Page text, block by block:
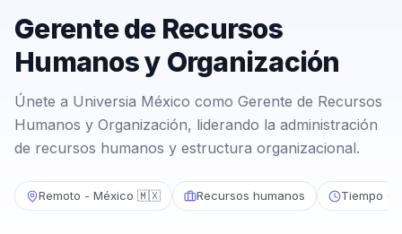
Gerente de Recursos
Humanos y Organización
Únete a Universia México como Gerente de Recursos
Humanos y Organización, liderando la administración
de recursos humanos y estructura organizacional.
Remoto - México 🇲🇽 Recursos humanos Tiempo